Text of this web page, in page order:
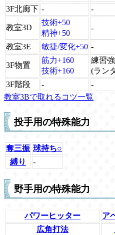
3F北廊下 - -
教室3D
技術+50
精神+50
-
教室3E 敏捷/変化+50 -
3F物置
筋力+160
技術+160
練習
(ラン
3F階段
-
-
教室3Bで取れるコツ一覧
投手用の特殊能力
奪三振 球持ち○
縛り
-
野手用の特殊能力
パワーヒッター
ア
広角打法